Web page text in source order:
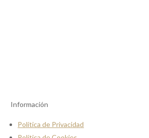
Información
Política de Privacidad